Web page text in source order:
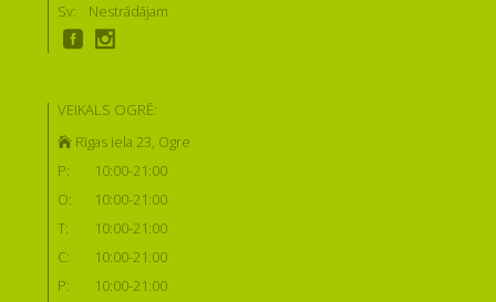
Sv:
Nestrādājam
VEIKALS OGRĒ:
Rīgas iela 23, Ogre
P:
10:00-21:00
O:
10:00-21:00
T:
10:00-21:00
C:
10:00-21:00
P:
10:00-21:00